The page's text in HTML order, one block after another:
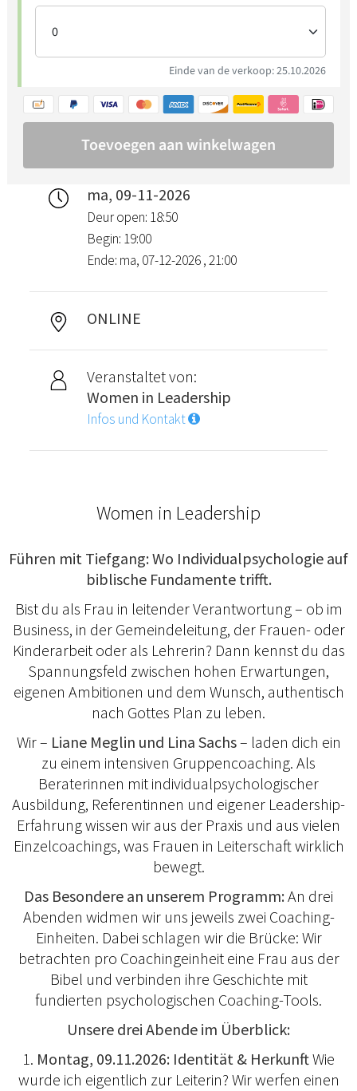
ma, 09-11-2026
Deur open: 18:50
Begin: 19:00
Ende: ma, 07-12-2026 , 21:00
ONLINE
Veranstaltet von:
Women in Leadership
Infos und Kontakt
Women in Leadership
Führen mit Tiefgang: Wo Individualpsychologie auf
biblische Fundamente trifft.
Bist du als Frau in leitender Verantwortung – ob im
Business, in der Gemeindeleitung, der Frauen- oder
Kinderarbeit oder als Lehrerin? Dann kennst du das
Spannungsfeld zwischen hohen Erwartungen,
eigenen Ambitionen und dem Wunsch, authentisch
nach Gottes Plan zu leben.
Wir – Liane Meglin und Lina Sachs– laden dich ein
zu einem intensiven Gruppencoaching. Als
Beraterinnen mit individualpsychologischer
Ausbildung, Referentinnen und eigener Leadership-
Erfahrung wissen wir aus der Praxis und aus vielen
Einzelcoachings, was Frauen in Leiterschaft wirklich
bewegt.
Das Besondere an unserem Programm:An drei
Abenden widmen wir uns jeweils zwei Coaching-
Einheiten. Dabei schlagen wir die Brücke: Wir
betrachten pro Coachingeinheit eine Frau aus der
Bibel und verbinden ihre Geschichte mit
fundierten psychologischen Coaching-Tools.
Unsere drei Abende im Überblick:
1. Montag, 09.11.2026: Identität & HerkunftWie
wurde ich eigentlich zur Leiterin? Wir werfen einen